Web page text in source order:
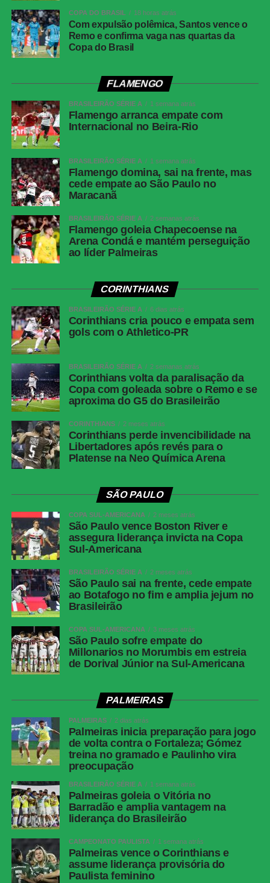
Share COPA DO BRASIL 18 horas atrás
Com expulsão polêmica, Santos vence o
Remo e confirma vaga nas quartas da
Copa do Brasil
FLAMENGO
BRASILEIRÃO SÉRIE A 1 semana atrás
Flamengo arranca empate com
Internacional no Beira-Rio
BRASILEIRÃO SÉRIE A 1 semana atrás
Flamengo domina, sai na frente, mas
cede empate ao São Paulo no
Maracanã
BRASILEIRÃO SÉRIE A 2 semanas atrás
Flamengo goleia Chapecoense na
Arena Condá e mantém perseguição
ao líder Palmeiras
CORINTHIANS
BRASILEIRÃO SÉRIE A 6 dias atrás
Corinthians cria pouco e empata sem
gols com o Athletico-PR
BRASILEIRÃO SÉRIE A 2 semanas atrás
Corinthians volta da paralisação da
Copa com goleada sobre o Remo e se
aproxima do G5 do Brasileirão
CORINTHIANS 2 meses atrás
Corinthians perde invencibilidade na
Libertadores após revés para o
Platense na Neo Química Arena
SÃO PAULO
COPA SUL-AMERICANA 2 meses atrás
São Paulo vence Boston River e
assegura liderança invicta na Copa
Sul-Americana
BRASILEIRÃO SÉRIE A 2 meses atrás
São Paulo sai na frente, cede empate
ao Botafogo no fim e amplia jejum no
Brasileirão
COPA SUL-AMERICANA 3 meses atrás
São Paulo sofre empate do
Millonarios no Morumbis em estreia
de Dorival Júnior na Sul-Americana
PALMEIRAS
PALMEIRAS 2 dias atrás
Palmeiras inicia preparação para jogo
de volta contra o Fortaleza; Gómez
treina no gramado e Paulinho vira
preocupação
BRASILEIRÃO SÉRIE A 1 semana atrás
Palmeiras goleia o Vitória no
Barradão e amplia vantagem na
liderança do Brasileirão
CAMPEONATO PAULISTA 1 semana atrás
Palmeiras vence o Corinthians e
assume liderança provisória do
Paulista feminino